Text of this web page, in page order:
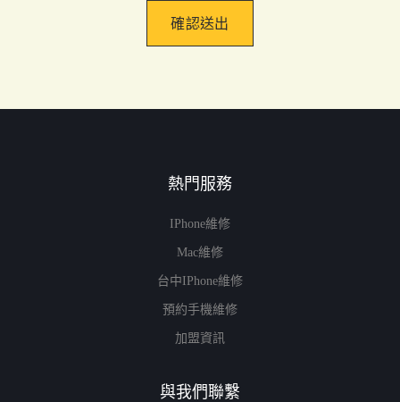
確認送出
熱門服務
IPhone維修
Mac維修
台中iPhone維修
預約手機維修
加盟資訊
與我們聯繫